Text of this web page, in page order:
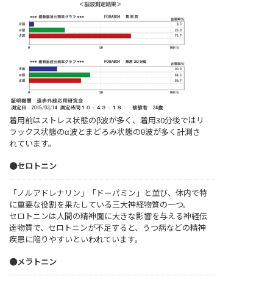
着用前はストレス状態のβ波が多く、着用30分後ではリ
ラックス状態のα波とまどろみ状態のθ波が多く計測さ
れています。
●セロトニン
「ノルアドレナリン」「ドーパミン」と並び、体内で特
に重要な役割を果たしている三大神経物質の一つ。
セロトニンは人間の精神面に大きな影響を与える神経伝
達物質で、セロトニンが不足すると、うつ病などの精神
疾患に陥りやすいといわれています。
●メラトニン